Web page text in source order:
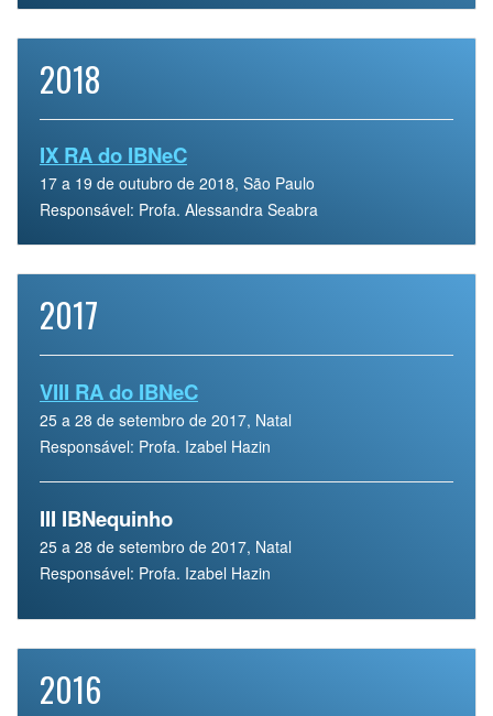
2018
IX RA do IBNeC
17 a 19 de outubro de 2018, São Paulo
Responsável: Profa. Alessandra Seabra
2017
VIII RA do IBNeC
25 a 28 de setembro de 2017, Natal
Responsável: Profa. Izabel Hazin
III IBNequinho
25 a 28 de setembro de 2017, Natal
Responsável: Profa. Izabel Hazin
2016